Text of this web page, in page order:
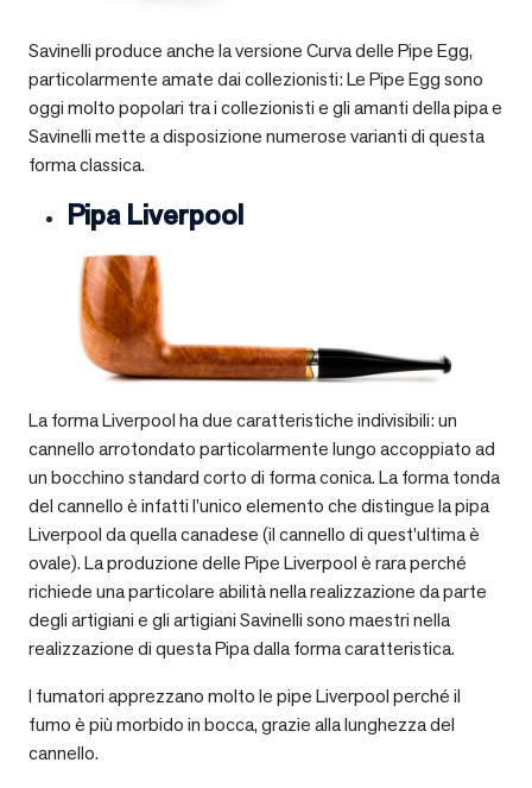
Savinelli produce anche la versione Curva delle Pipe Egg,
particolarmente amate dai collezionisti: Le Pipe Egg sono
oggi molto popolari tra i collezionisti e gli amanti della pipa e
Savinelli mette a disposizione numerose varianti di questa
forma classica.
Pipa Liverpool
La forma Liverpool ha due caratteristiche indivisibili: un
cannello arrotondato particolarmente lungo accoppiato ad
un bocchino standard corto di forma conica. La forma tonda
del cannello è infatti l’unico elemento che distingue la pipa
Liverpool da quella canadese (il cannello di quest’ultima è
ovale). La produzione delle Pipe Liverpool è rara perché
richiede una particolare abilità nella realizzazione da parte
degli artigiani e gli artigiani Savinelli sono maestri nella
realizzazione di questa Pipa dalla forma caratteristica.
I fumatori apprezzano molto le pipe Liverpool perché il
fumo è più morbido in bocca, grazie alla lunghezza del
cannello.